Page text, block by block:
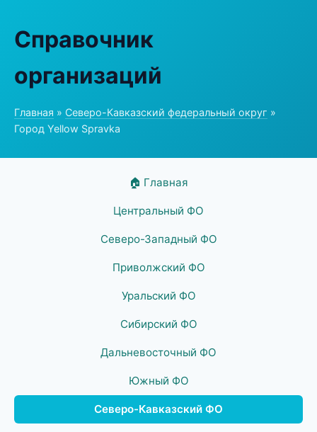
Справочник
организаций
Главная » Северо-Кавказский федеральный округ »
Город Yellow Spravka
🏠 Главная
Центральный ФО
Северо-Западный ФО
Приволжский ФО
Уральский ФО
Сибирский ФО
Дальневосточный ФО
Южный ФО
Северо-Кавказский ФО